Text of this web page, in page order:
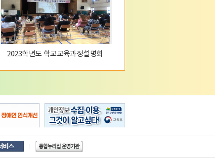
2023학년도 학교교육과정설명회